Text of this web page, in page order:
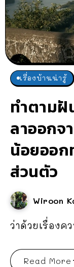
เรื่องบ้านน่ารู้
ทำตามฝั
ลาออกจ
น้อยออก
ส่วนตัว
Wiroon
ว่าด้วยเรื่อง
Read More